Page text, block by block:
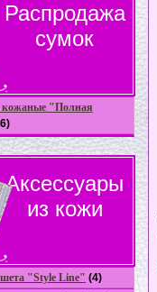
Распродажа
сумок
кожаные "Полная
Аксессуары
из кожи
"Style Line" (4)